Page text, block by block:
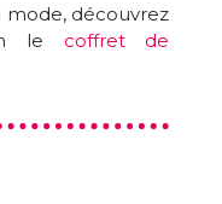
découvrez
le coffret de